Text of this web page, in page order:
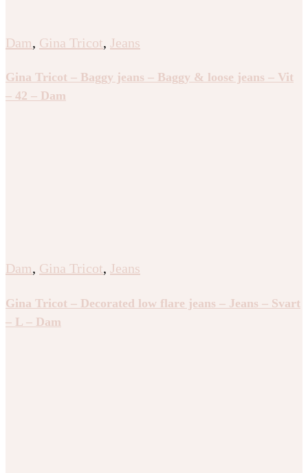
Dam, Gina Tricot, Jeans
Gina Tricot – Baggy jeans – Baggy & loose jeans – Vit
– 42 – Dam
Dam, Gina Tricot, Jeans
Gina Tricot – Decorated low flare jeans – Jeans – Svart
– L – Dam